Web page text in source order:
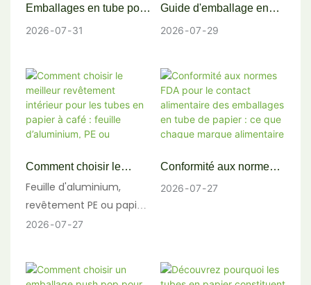
Emballages en tube pour
café et thé : le guide
2026 07 31
Guide d'emballage en
tube de papier pour le
marque de café ?
2026 07 29
Comment choisir le
meilleur revêtement
intérieur pour les tubes
Feuille d'aluminium,
revêtement PE ou papier
sulfurisé : quel
le plus adapté à votre
tube en carton pour
2026 07 27
Conformité aux normes
FDA pour le contact
savoir
2026 07 27